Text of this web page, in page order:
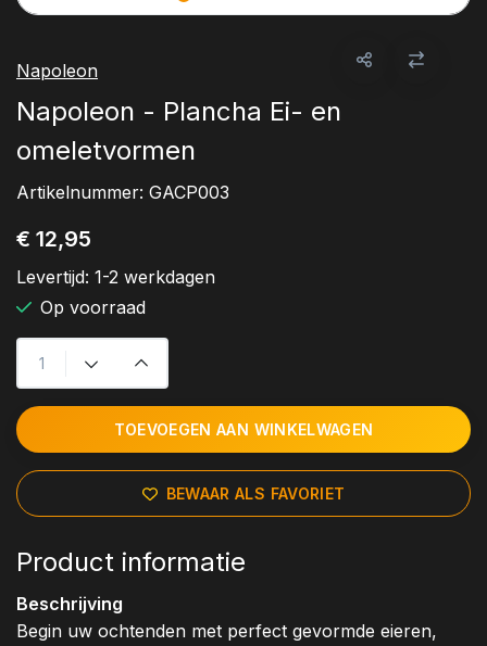
Napoleon
Napoleon - Plancha Ei- en
omeletvormen
Artikelnummer: GACP003
€ 12,95
Levertijd: 1-2 werkdagen
Op voorraad
TOEVOEGEN AAN WINKELWAGEN
BEWAAR ALS FAVORIET
Product informatie
Beschrijving
Begin uw ochtenden met perfect gevormde eieren,